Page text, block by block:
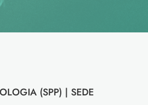
(SPP) | SEDE